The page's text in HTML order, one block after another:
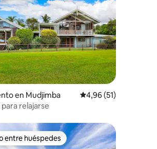
4,96 de 5. 27 evaluaciones
en Mudjimba Calificación
4,96 (51)
relajarse
entre huéspedes
entre huéspedes